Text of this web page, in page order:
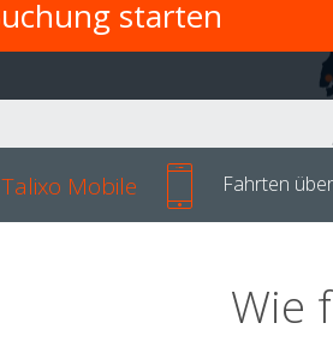
Talixo Mobile Fahrten
Wie